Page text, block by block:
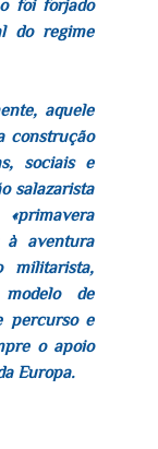
foi forjado
do regime
aquele
construção
sociais e
salazarista
à aventura
militarista,
de
percurso e
o apoio
Europa.